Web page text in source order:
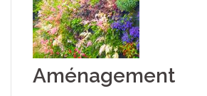
Aménagement